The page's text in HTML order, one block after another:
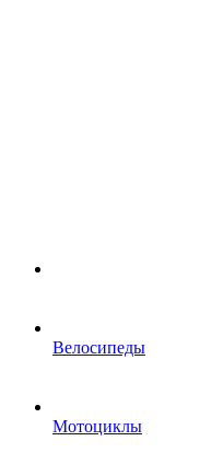
Велосипеды
Мотоциклы